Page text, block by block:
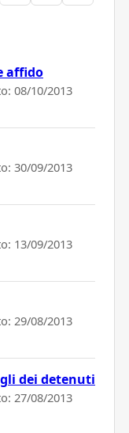
affido
08/10/2013
30/09/2013
13/09/2013
29/08/2013
dei detenuti
27/08/2013